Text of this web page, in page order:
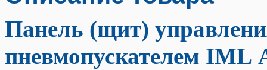
Панель (щит)
пневмопускателем IML